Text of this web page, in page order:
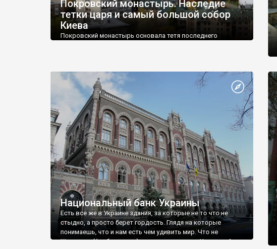
Покровский монастырь. Наследие
тетки царя и самый большой собор
Киева
Покровский монастырь основала тетя последнего
обручилась с великим князем Николаем (сыном
императора Николая I) и приняла православную веру.
Национальный банк Украины
Есть все же в Украине здания, за которые не то что не
стыдно, а просто берет гордость. Глядя на которые
понимаешь, что и нам есть чем удивить мир. Что не
Шевченко (футболистом) единым, не одними Кличко... А то